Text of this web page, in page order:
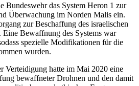
Bundeswehr das System Heron 1 zur
Überwachung im Norden Malis ein.
zur Beschaffung des israelischen
Bewaffnung des Systems war
spezielle Modifikationen für die
wurden.
Verteidigung hatte im Mai 2020 eine
bewaffneter Drohnen und den damit